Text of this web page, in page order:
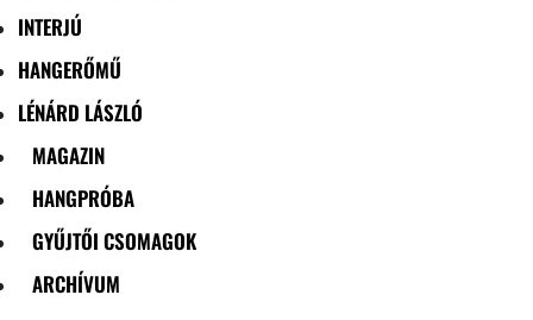
INTERJÚ
HANGERŐMŰ
LÉNÁRD LÁSZLÓ
MAGAZIN
HANGPRÓBA
GYŰJTŐI CSOMAGOK
ARCHÍVUM